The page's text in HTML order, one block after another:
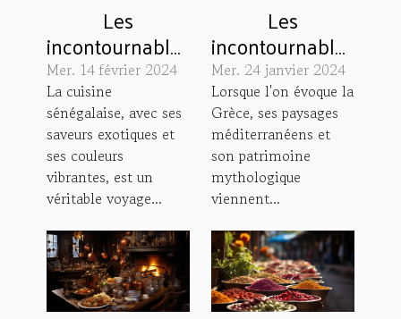
Les
incontournables
de la cuisine
sénégalaise à
découvrir à Saly
Mer. 14 février 2024
La cuisine
sénégalaise, avec ses
saveurs exotiques et
ses couleurs
vibrantes, est un
véritable voyage...
Les
incontournables
de la cuisine
grecque : un
voyage
gastronomique
en chiffres
Mer. 24 janvier 2024
Lorsque l'on évoque la
Grèce, ses paysages
méditerranéens et
son patrimoine
mythologique
viennent...